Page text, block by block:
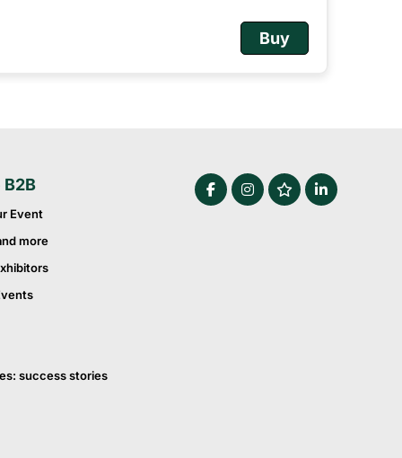
Buy
Event
more
success stories